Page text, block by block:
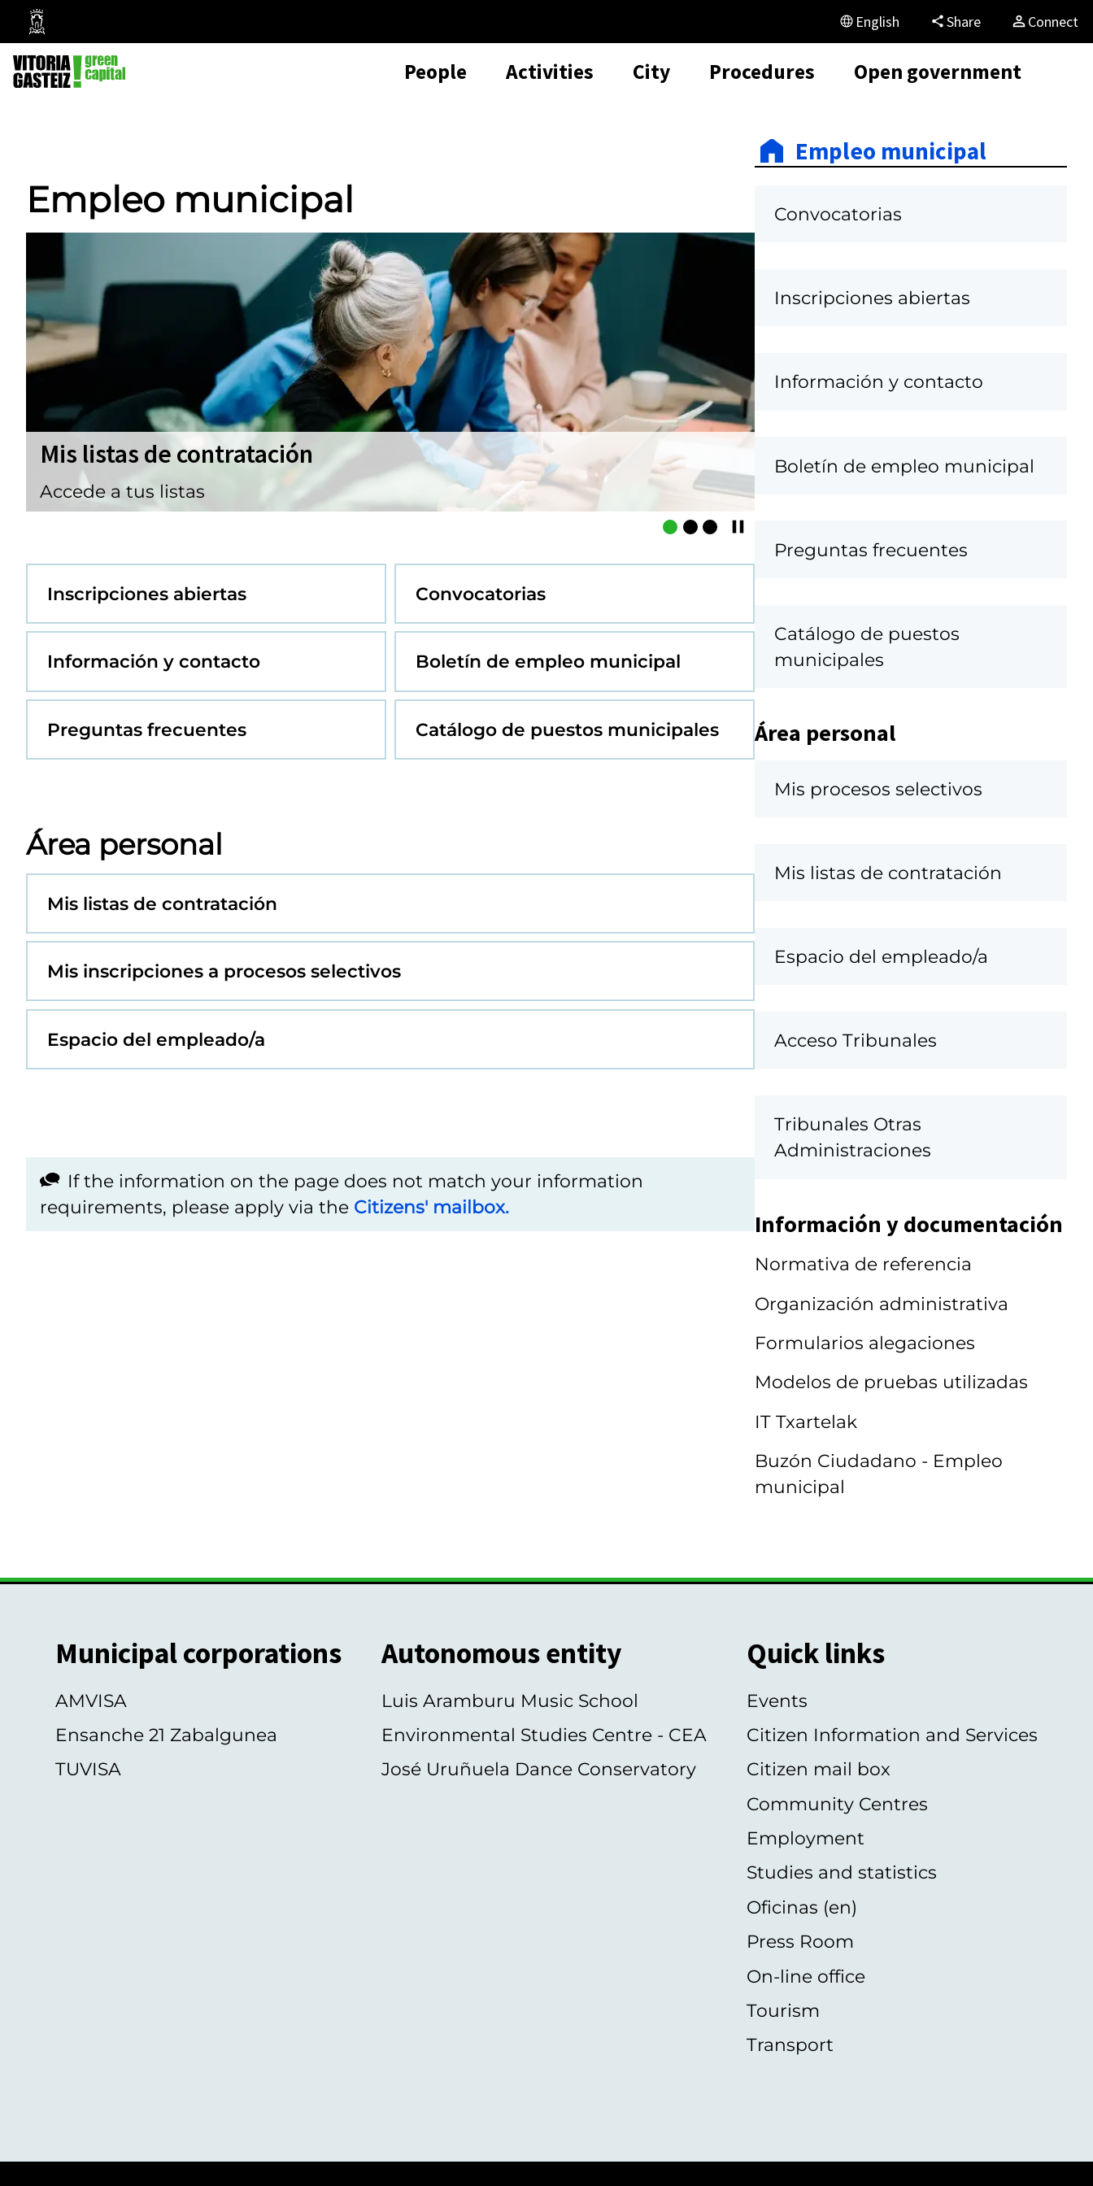
Vitoria-
Gasteiz
City
Council
English Share Connect
People Activities City Procedures Open government
Empleo municipal
o
u
s
e
l
Mis listas de contratación
Accede a tus listas
Boletín de empleo municipal
Suscríbete y recibirás información sobre nuevas convocatorias
Inscripciones abiertas Convocatorias
Información y contacto Boletín de empleo municipal
Preguntas frecuentes Catálogo de puestos municipales
Área personal
Mis listas de contratación
Mis inscripciones a procesos selectivos
Espacio del empleado/a
If the information on the page does not match your information
requirements, please apply via the Citizens' mailbox.
Empleo municipal
Convocatorias
Inscripciones abiertas
Información y contacto
Boletín de empleo municipal
Preguntas frecuentes
Catálogo de puestos
municipales
Área personal
Mis procesos selectivos
Mis listas de contratación
Espacio del empleado/a
Acceso Tribunales
Tribunales Otras
Administraciones
Información y documentación
Normativa de referencia
Organización administrativa
Formularios alegaciones
Modelos de pruebas utilizadas
IT Txartelak
Buzón Ciudadano - Empleo
municipal
Municipal corporations
AMVISA
Ensanche 21 Zabalgunea
TUVISA
Autonomous entity
Luis Aramburu Music School
Environmental Studies Centre - CEA
José Uruñuela Dance Conservatory
Quick links
Events
Citizen Information and Services
Citizen mail box
Community Centres
Employment
Studies and statistics
Oficinas (en)
Press Room
On-line office
Tourism
Transport